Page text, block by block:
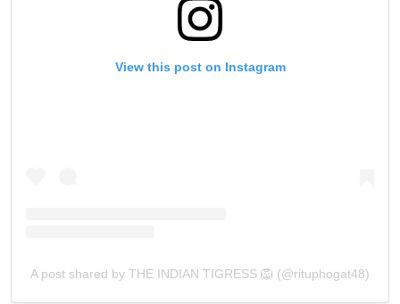
View this post on Instagram
A post shared by THE INDIAN TIGRESS 🦁 (@rituphogat48)